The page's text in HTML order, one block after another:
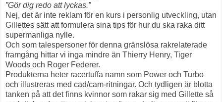
”Gör dig redo att lyckas.”
Nej, det är inte reklam för en kurs i personlig utveckling, utan
Gillettes sätt att formulera sina tips för hur du ska raka ditt
supermanliga nylle.
Och som talespersoner för denna gränslösa rakrelaterade
framgång hittar vi inga mindre än Thierry Henry, Tiger
Woods och Roger Federer.
Produkterna heter racertuffa namn som Power och Turbo
och illustreras med cad/cam-ritningar. Och tydligen är blotta
tanken på att det finns kvinnor som rakar sig med Gillette så